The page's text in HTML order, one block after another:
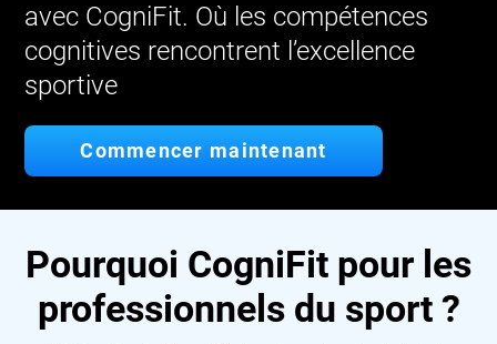
avec CogniFit. Où les compétences
cognitives rencontrent l’excellence
sportive
Commencer maintenant
Pourquoi CogniFit pour les
professionnels du sport ?